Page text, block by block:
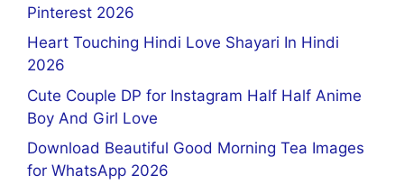
Pinterest 2026
Heart Touching Hindi Love Shayari In Hindi
2026
Cute Couple DP for Instagram Half Half Anime
Boy And Girl Love
Download Beautiful Good Morning Tea Images
for WhatsApp 2026